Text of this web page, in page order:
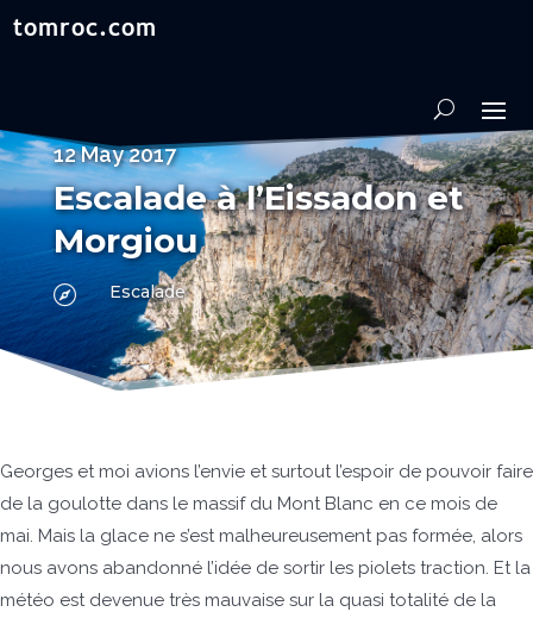
12 May 2017
Escalade à l’Eissadon et
Morgiou
 Escalade
Georges et moi avions l’envie et surtout l’espoir de pouvoir faire
de la goulotte dans le massif du Mont Blanc en ce mois de
mai. Mais la glace ne s’est malheureusement pas formée, alors
nous avons abandonné l’idée de sortir les piolets traction. Et la
météo est devenue très mauvaise sur la quasi totalité de la